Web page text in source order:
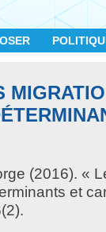
(2016). «
et